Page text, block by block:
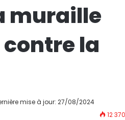
muraille
la
mise à jour: 27/08/2024
12 370